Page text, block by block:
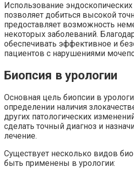
Использование
позволяет добиться высокой
предоставляет возможность
некоторых заболеваний.
обеспечивать эффективное и
пациентов с нарушениями
Биопсия в урологии
Основная цель биопсии в
определении наличия
других патологических
сделать точный диагноз и
лечение.
Существует несколько видов
быть применены в урологии: